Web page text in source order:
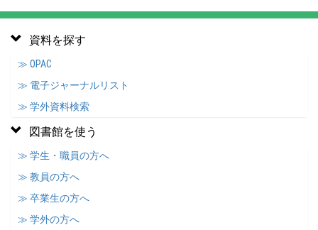
資料を探す
≫ OPAC
≫ 電子ジャーナルリスト
≫ 学外資料検索
図書館を使う
≫ 学生・職員の方へ
≫ 教員の方へ
≫ 卒業生の方へ
≫ 学外の方へ